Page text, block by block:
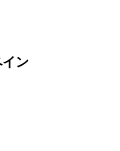
ン